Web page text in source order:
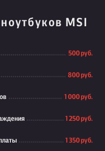
MSI
500 руб.
800 руб.
1 000 руб.
1 250 руб.
1 350 руб.